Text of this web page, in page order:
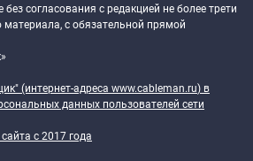
согласования с редакцией не более трети
с обязательной прямой
(интернет-адреса www.cableman.ru) в
данных пользователей сети
c 2017 года